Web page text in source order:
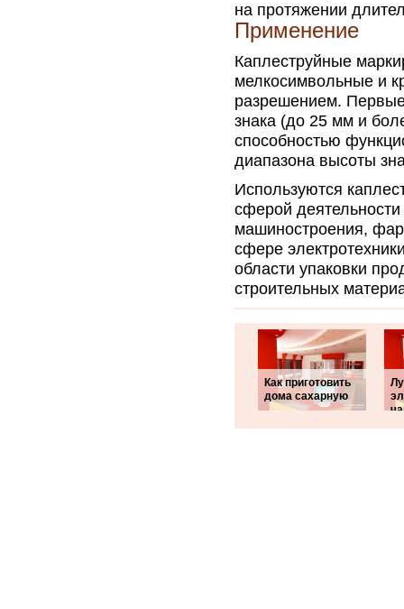
на протяжении
Применение
Каплеструйные
мелкосимвольные и
разрешением.
знака (до 25 мм и
способностью
диапазона высоты
Используются
сферой
машиностроения,
сфере
области упаковки
строительных
Как приготовить
дома сахарную